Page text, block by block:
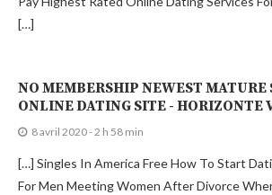
[…]
NO MEMBERSHIP NEWEST MATURE
ONLINE DATING SITE - HORIZONTE
8 avril 2020 - 2 h 58 min
[…] Singles In America Free How To Start
For Men Meeting Women After Divorce